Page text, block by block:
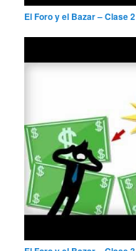
El Foro y el Bazar – Clase 2